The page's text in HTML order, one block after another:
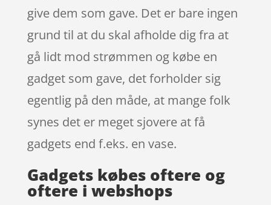
give dem som gave. Det er bare ingen
grund til at du skal afholde dig fra at
gå lidt mod strømmen og købe en
gadget som gave, det forholder sig
egentlig på den måde, at mange folk
synes det er meget sjovere at få
gadgets end f.eks. en vase.
Gadgets købes oftere og
oftere i webshops